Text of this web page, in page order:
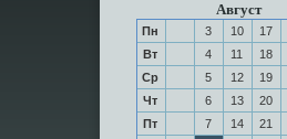
Август
Пн 3 10 17
Вт
4 11 18
Ср
5 12 19
Чт
6 13 20
Пт
7 14 21